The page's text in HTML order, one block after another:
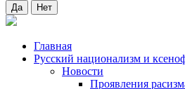
Да Нет
Главная
Русский национализм и
Новости
Проявления